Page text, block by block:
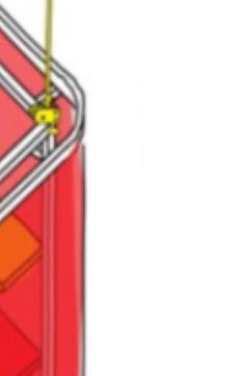
ai
le nuove
Benini,
festival di
il 16 e 17